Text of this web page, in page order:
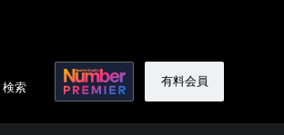
検索 有料会員